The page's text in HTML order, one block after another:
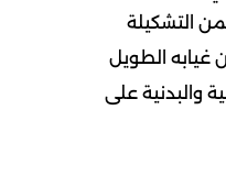
التشكيلة
2026. ومع ذلك، فإن غيابه الطويل
والبدنية على